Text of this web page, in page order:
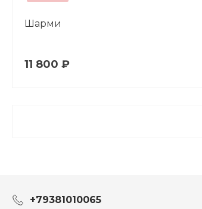
Шарми
11 800 ₽
+79381010065